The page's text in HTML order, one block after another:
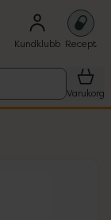
Kundklubb Recept
Varukorg